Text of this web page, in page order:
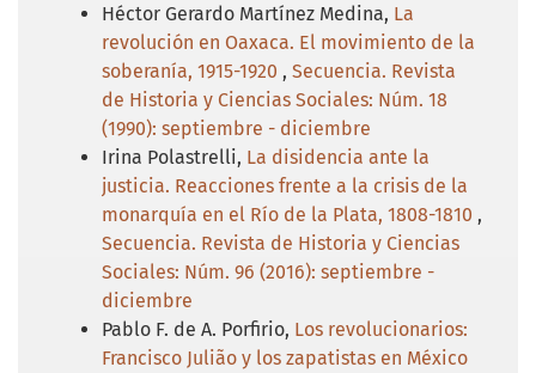
Héctor Gerardo Martínez Medina, La
revolución en Oaxaca. El movimiento de la
soberanía, 1915-1920 , Secuencia. Revista
de Historia y Ciencias Sociales: Núm. 18
(1990): septiembre - diciembre
Irina Polastrelli, La disidencia ante la
justicia. Reacciones frente a la crisis de la
monarquía en el Río de la Plata, 1808-1810 ,
Secuencia. Revista de Historia y Ciencias
Sociales: Núm. 96 (2016): septiembre -
diciembre
Pablo F. de A. Porfirio, Los revolucionarios:
Francisco Julião y los zapatistas en México